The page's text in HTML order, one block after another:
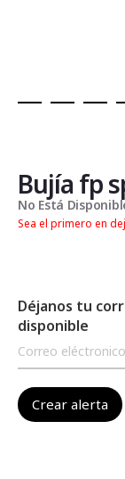
de
la
galería
de
Bujía fp
No Está
Sea el primero en
Déjanos tu
disponible